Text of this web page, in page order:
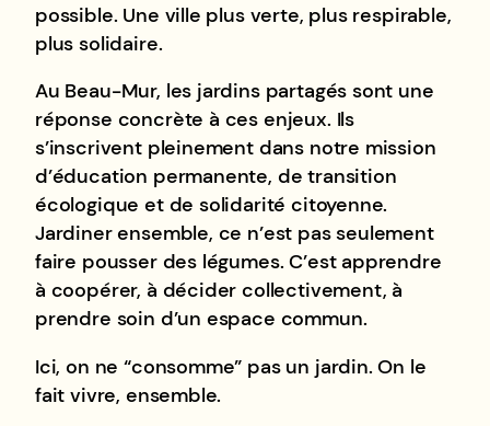
possible. Une ville plus verte, plus respirable,
plus solidaire.
Au Beau-Mur, les jardins partagés sont une
réponse concrète à ces enjeux. Ils
s’inscrivent pleinement dans notre mission
d’éducation permanente, de transition
écologique et de solidarité citoyenne.
Jardiner ensemble, ce n’est pas seulement
faire pousser des légumes. C’est apprendre
à coopérer, à décider collectivement, à
prendre soin d’un espace commun.
Ici, on ne “consomme” pas un jardin. On le
fait vivre, ensemble.